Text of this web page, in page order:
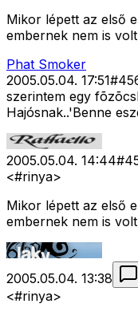
Mikor lépett az első
embernek nem is
Phat Smoker
2005.05.04. 17:51#
szerintem egy
Hajósnak..'Benne
2005.05.04. 14:44#
<#rinya>
Mikor lépett az első
embernek nem is
2005.05.04. 13:38
<#rinya>